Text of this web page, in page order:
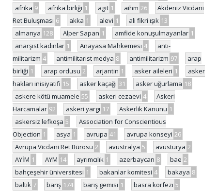
afrika 9 afrika birliği 1 agit 1 aihm 26
Akdeniz Vicdani
Ret Buluşması 6 akka 1 alevi 1 ali fikri ışık 13
almanya 128 Alper Sapan 1 amfide konuşulmayanlar 1
anarşist kadınlar 1 Anayasa Mahkemesi 4
anti-
militarizm 4 antimilitarist medya 8 antimilitarizm 97
arap
birliği 1 arap ordusu 2 arjantin 1 asker aileleri 1
asker
hakları inisiyatifi 15 asker kaçağı 31 asker uğurlama 18
askere kötü muamele 55 askeri cezaevi 4
Askeri
Harcamalar 92 askeri yargı 17 Askerlik Kanunu 1
askersiz lefkoşa 5
Association for Conscientious
Objection 1 asya 1 avrupa 41 avrupa konseyi 26
Avrupa Vicdani Ret Bürosu 2 avustralya 5 avusturya 2
AYİM 1 AYM 14 ayrımcılık 1 azerbaycan 8 bae 2
bahçeşehir üniversitesi 1 bakanlar komitesi 4 bakaya 8
baltık 7 barış 174 barış gemisi 1 basra körfezi 5